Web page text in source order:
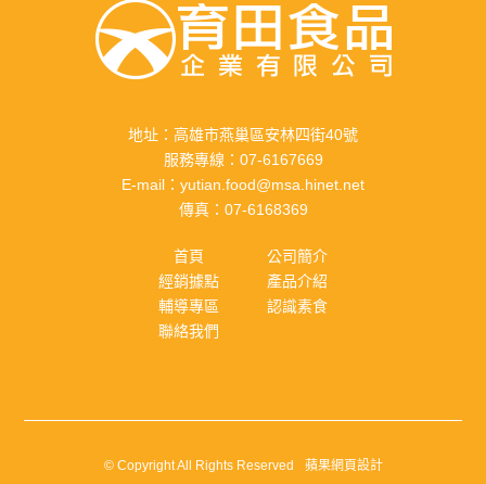
地址： 高雄市燕巢區安林四街40號
服務專線： 07-6167669
E-mail： yutian.food@msa.hinet.net
傳真： 07-6168369
首頁
公司簡介
經銷據點
產品介紹
輔導專區
認識素食
聯絡我們
© Copyright All Rights Reserved 蘋果網頁設計